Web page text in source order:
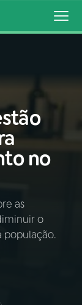
no
as
o
população.